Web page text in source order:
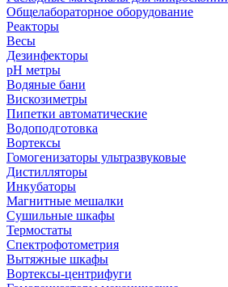
Общелабораторное оборудование
Реакторы
Весы
Дезинфекторы
рН метры
Водяные бани
Вискозиметры
Пипетки автоматические
Водоподготовка
Вортексы
Гомогенизаторы ультразвуковые
Дистилляторы
Инкубаторы
Магнитные мешалки
Сушильные шкафы
Термостаты
Спектрофотометрия
Вытяжные шкафы
Вортексы-центрифуги